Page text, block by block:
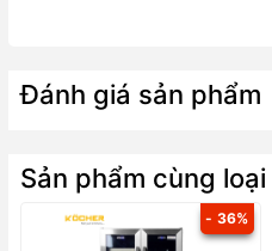
Đánh giá sản phẩm
Sản phẩm cùng loại
- 36%